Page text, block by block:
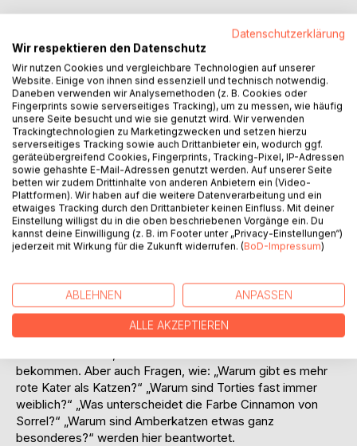
Rot. Die Fellfarben Amber, Cinnamon und Rot könnten
verwandt sein, aber sie sind es nicht. Genetisch gesehen
haben alle Drei einen völlig anderen Hintergrund, auch wenn
sie sich optisch ähneln. Doch worin besteht der
Unterschied?
Von der Farbbeschreibung bis Genetik befasst sich dieses
Buch speziell mit der Zucht der Samtpfoten in den Farben
Amber, Cinnamon, Red und Schildpatt (Tortie).
Die Autorin Claudia Ricken züchtet seit 1985 Rassekatzen.
Erfolgreich veröffentlichte sie bereits diverse Bücher zum
Thema Katzenzucht, insbesondere über die Farbgenetik
der Katze. Mit diesem Buch stellt sie ein weiteres Werk
speziell der Farben Amber, Cinnamon, Red und Tortie bei
der Katze in verständlicher Weise behandelt.
Viele Fotos, Darstellungen, praxisnahe Tipps und Beispiele
bekommen. Aber auch Fragen, wie: „Warum gibt es mehr
rote Kater als Katzen?“ „Warum sind Torties fast immer
weiblich?“ „Was unterscheidet die Farbe Cinnamon von
Sorrel?“ „Warum sind Amberkatzen etwas ganz
besonderes?“ werden hier beantwortet.
Datenschutzerklärung
Wir respektieren den Datenschutz
Wir nutzen Cookies und vergleichbare Technologien auf unserer
Website. Einige von ihnen sind essenziell und technisch notwendig.
Daneben verwenden wir Analysemethoden (z. B. Cookies oder
Fingerprints sowie serverseitiges Tracking), um zu messen, wie häufig
unsere Seite besucht und wie sie genutzt wird. Wir verwenden
Trackingtechnologien zu Marketingzwecken und setzen hierzu
serverseitiges Tracking sowie auch Drittanbieter ein, wodurch ggf.
geräteübergreifend Cookies, Fingerprints, Tracking-Pixel, IP-Adressen
sowie gehashte E-Mail-Adressen genutzt werden. Auf unserer Seite
betten wir zudem Drittinhalte von anderen Anbietern ein (Video-
Plattformen). Wir haben auf die weitere Datenverarbeitung und ein
etwaiges Tracking durch den Drittanbieter keinen Einfluss. Mit deiner
Einstellung willigst du in die oben beschriebenen Vorgänge ein. Du
kannst deine Einwilligung (z. B. im Footer unter „Privacy-Einstellungen“)
jederzeit mit Wirkung für die Zukunft widerrufen. (BoD-Impressum)
ABLEHNEN ANPASSEN
ALLE AKZEPTIEREN